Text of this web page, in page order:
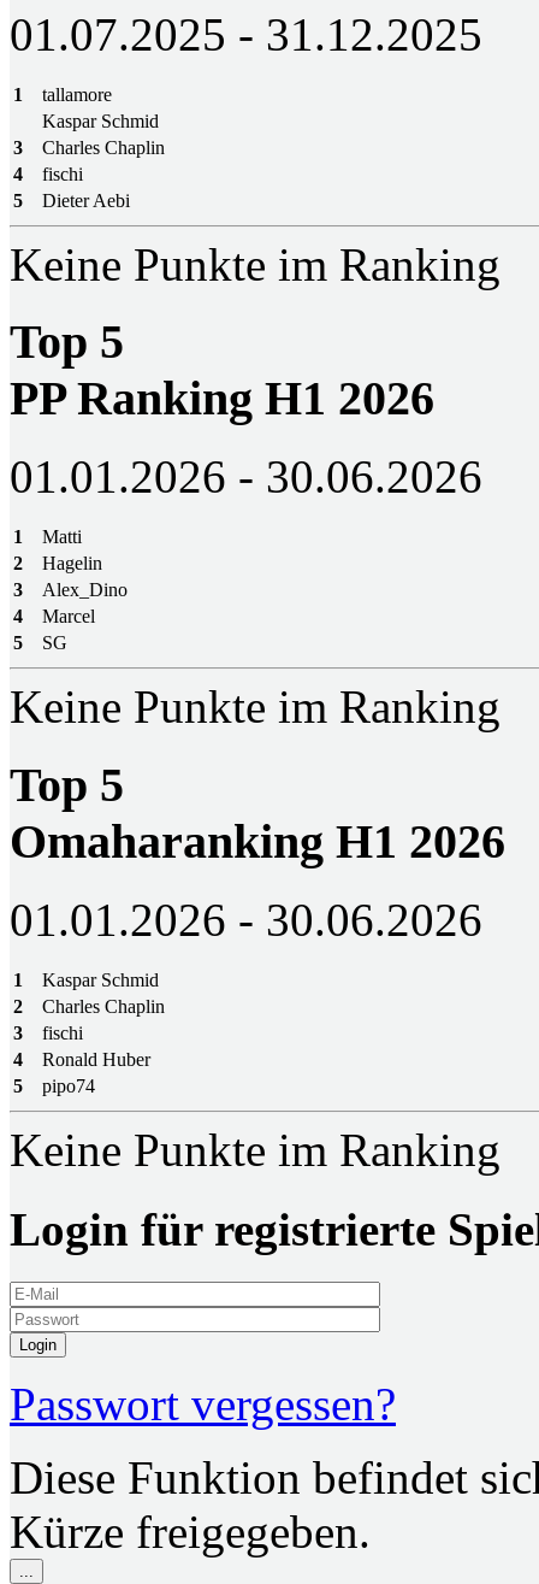
01.07.2025 - 31.12.2025
1
tallamore
Kaspar Schmid
3
Charles Chaplin
4
fischi
5
Dieter Aebi
Keine Punkte im Ranking
Top 5
PP Ranking H1 2026
01.01.2026 - 30.06.2026
1
Matti
2
Hagelin
3
Alex_Dino
4
Marcel
5
SG
Keine Punkte im Ranking
Top 5
Omaharanking H1 2026
01.01.2026 - 30.06.2026
1
Kaspar Schmid
2
Charles Chaplin
3
fischi
4
Ronald Huber
5
pipo74
Keine Punkte im Ranking
Login für registrierte
Login
Passwort vergessen?
Diese Funktion befindet
Kürze freigegeben.
...